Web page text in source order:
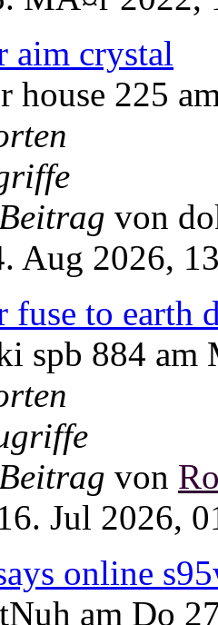
aim crystal
house 225
von
Aug 2026,
fuse to earth
spb 884
von
Jul 2026,
online
am Do